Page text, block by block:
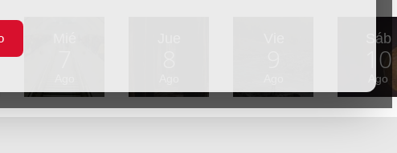
Sáb
10
Ago